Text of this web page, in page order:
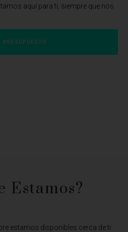
aquí para ti, siempre que nos
PRESUPUESTO
Estamos?​
estamos disponibles cerca de ti